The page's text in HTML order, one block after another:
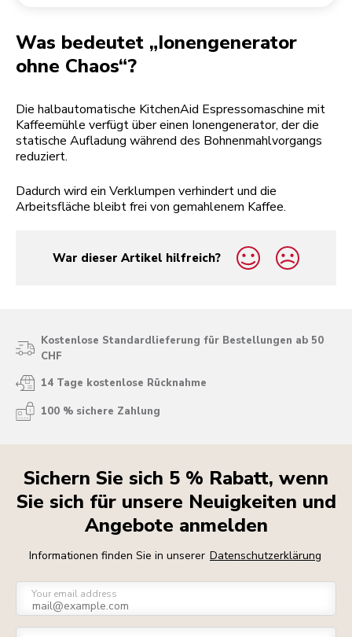
Was bedeutet „Ionengenerator
ohne Chaos“?
Die halbautomatische KitchenAid Espressomaschine mit
Kaffeemühle verfügt über einen Ionengenerator, der die
statische Aufladung während des Bohnenmahlvorgangs
reduziert.
Dadurch wird ein Verklumpen verhindert und die
Arbeitsfläche bleibt frei von gemahlenem Kaffee.
War dieser Artikel hilfreich?
yes
no
Kostenlose Standardlieferung für Bestellungen ab 50
CHF
14 Tage kostenlose Rücknahme
100 % sichere Zahlung
Sichern Sie sich 5 % Rabatt, wenn
Sie sich für unsere Neuigkeiten und
Angebote anmelden
Informationen finden Sie in unserer Datenschutzerklärung
Your email address